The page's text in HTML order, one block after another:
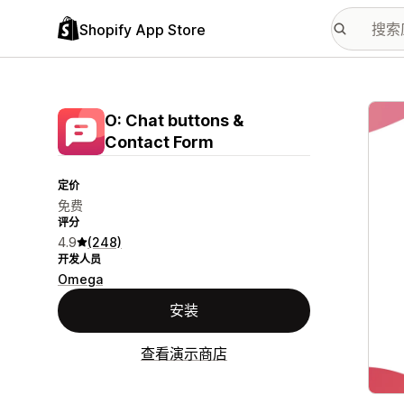
Shopify App Store
O: Chat buttons &
Contact Form
定价
免费
评分
4.9 (248)
开发人员
Omega
安装
查看演示商店
配图